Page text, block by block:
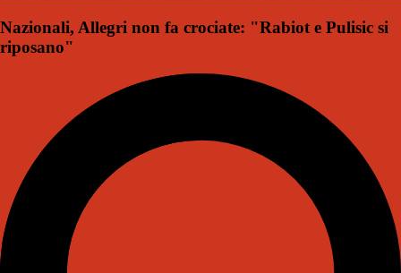
Nazionali, Allegri non fa crociate: "Rabiot e Pulisic si
riposano"